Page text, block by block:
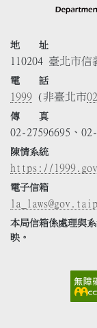
地 址
110204 臺北市信
電 話
1999 (非臺北市
傳 真
02-27596695、
陳情系統
https://
電子信箱
本局信箱係處理與
映。